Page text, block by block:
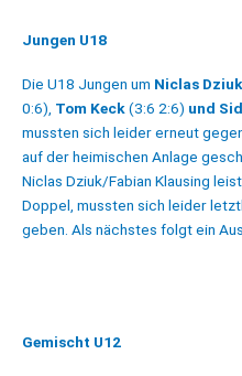
Jungen U18
Die U18 Jungen um Niclas Dziuk
0:6), Tom Keck(3:6 2:6) und
mussten sich leider erneut
auf der heimischen Anlage
Niclas Dziuk/Fabian Klausing
Doppel, mussten sich leider
geben. Als nächstes folgt ein
Gemischt U12